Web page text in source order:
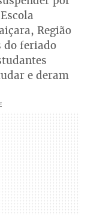
Região
do feriado
e deram